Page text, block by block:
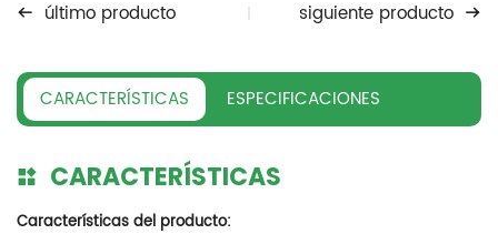
último producto siguiente producto
CARACTERÍSTICAS ESPECIFICACIONES
CARACTERÍSTICAS
Características del producto: